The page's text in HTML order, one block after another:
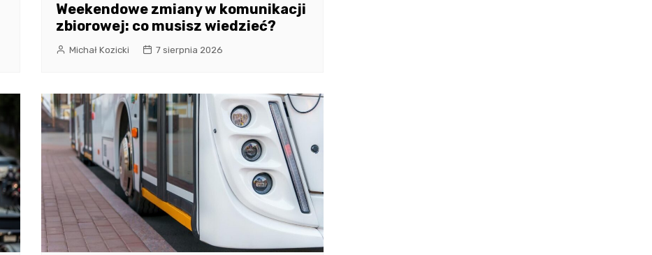
Weekendowe zmiany w komunikacji
zbiorowej: co musisz wiedzieć?
Michał Kozicki 7 sierpnia 2026